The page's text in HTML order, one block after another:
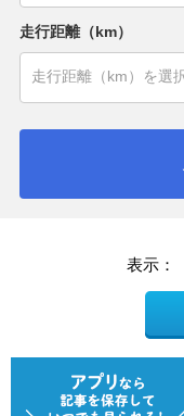
走行距離（km）
表示：